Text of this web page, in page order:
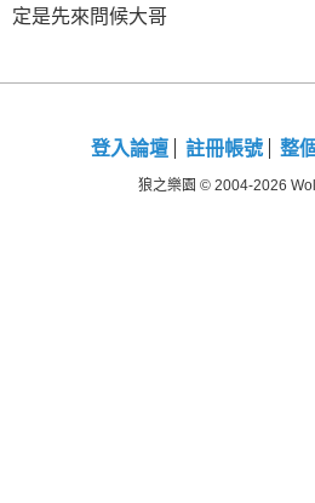
定是先來問候大哥
登入論壇 註冊帳號 整
狼之樂園 © 2004-2026